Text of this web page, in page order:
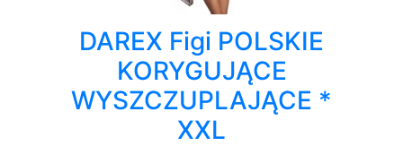
DAREX Figi POLSKIE
KORYGUJĄCE
WYSZCZUPLAJĄCE *
XXL